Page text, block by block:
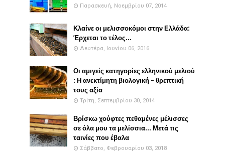
Παρασκευή, Νοεμβρίου 07, 2014
Κλαίνε οι μελισσοκόμοι στην Ελλάδα:
Έρχεται το τέλος...
Δευτέρα, Ιουνίου 06, 2016
Οι αμιγείς κατηγορίες ελληνικού μελιού
: Η ανεκτίμητη βιολογική - θρεπτική
τους αξία
Τρίτη, Σεπτεμβρίου 30, 2014
Βρίσκω χούφτες πεθαμένες μέλισσες
σε όλα μου τα μελίσσια... Μετά τις
ταινίες που έβαλα
Σάββατο, Φεβρουαρίου 03, 2018